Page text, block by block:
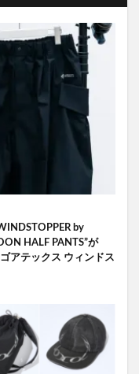
by
HALF PANTS”が
アテックス ウィンドス